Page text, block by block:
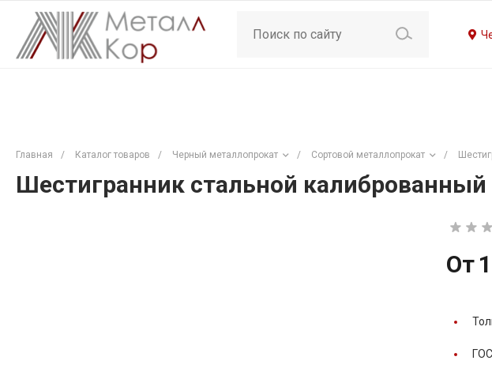
Главная / Каталог товаров / Черный металлопрокат / Сортовой металлопрокат /
Шестигранник стальной
От